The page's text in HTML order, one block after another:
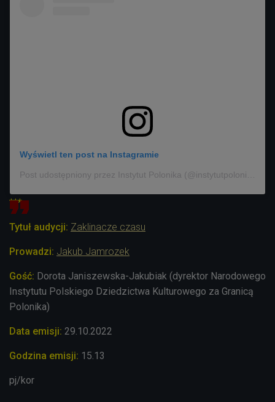
Wyświetl ten post na Instagramie
Post udostępniony przez Instytut Polonika (@instytutpolonika)
***
Tytuł audycji: Zaklinacze czasu
Prowadzi: Jakub Jamrozek
Gość: Dorota Janiszewska-Jakubiak (dyrektor Narodowego
Instytutu Polskiego Dziedzictwa Kulturowego za Granicą
Polonika)
Data emisji: 29.10.2022
Godzina emisji: 15.13
pj/kor